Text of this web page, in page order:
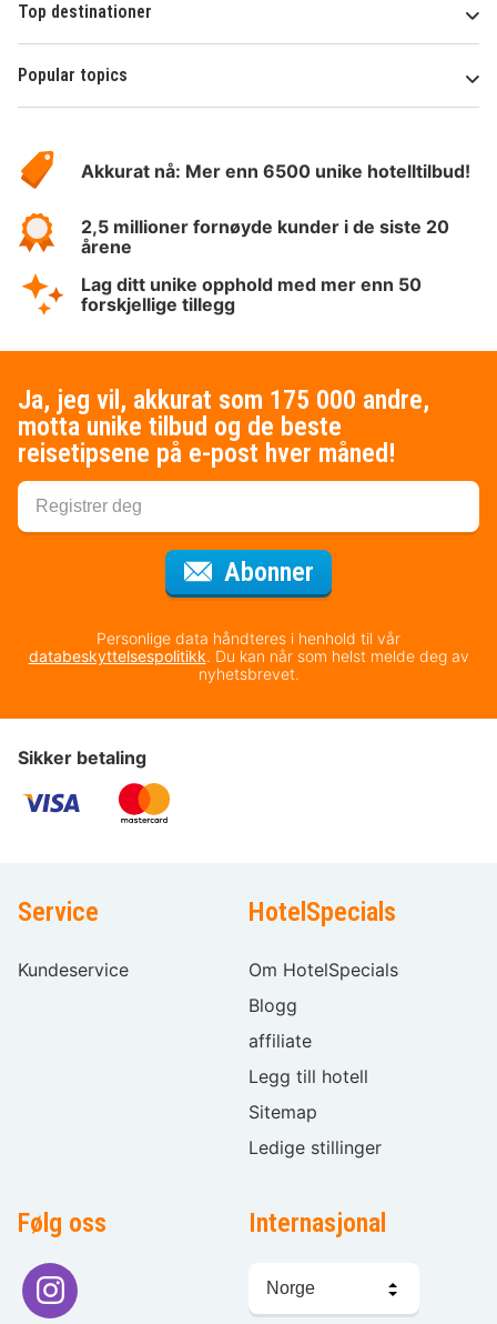
Top destinationer
Popular topics
Hotelspecials
Akkurat nå: Mer enn 6500 unike hotelltilbud!
2,5 millioner fornøyde kunder i de siste 20
årene
Lag ditt unike opphold med mer enn 50
forskjellige tillegg
Ja, jeg vil, akkurat som 175 000 andre,
motta unike tilbud og de beste
reisetipsene på e-post hver måned!
Abonner
Personlige data håndteres i henhold til vår
databeskyttelsespolitikk. Du kan når som helst melde deg av
nyhetsbrevet.
Sikker betaling
Service
Kundeservice
HotelSpecials
Om HotelSpecials
Blogg
affiliate
Legg till hotell
Sitemap
Ledige stillinger
Følg oss Internasjonal